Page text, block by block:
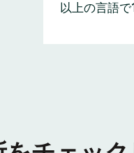
以上の言語で